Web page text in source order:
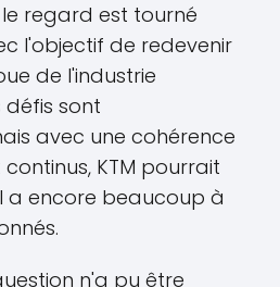
regard est tourné
l'objectif de redevenir
de l'industrie
défis sont
avec une cohérence
KTM pourrait
a encore beaucoup à
n'a pu être